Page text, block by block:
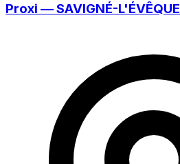
Proxi — SAVIGNÉ-L'ÉVÊQUE